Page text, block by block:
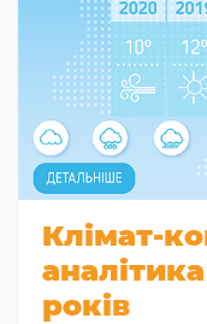
Клімат-
років